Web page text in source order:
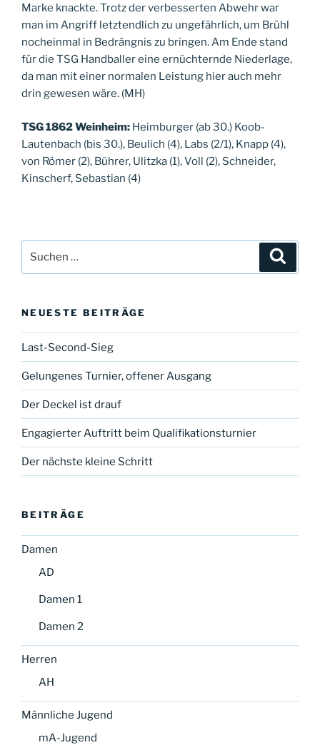
Marke knackte. Trotz der verbesserten Abwehr war
man im Angriff letztendlich zu ungefährlich, um Brühl
nocheinmal in Bedrängnis zu bringen. Am Ende stand
für die TSG Handballer eine ernüchternde Niederlage,
da man mit einer normalen Leistung hier auch mehr
drin gewesen wäre. (MH)
TSG 1862 Weinheim: Heimburger (ab 30.) Koob-
Lautenbach (bis 30.), Beulich (4), Labs (2/1), Knapp (4),
von Römer (2), Bührer, Ulitzka (1), Voll (2), Schneider,
Kinscherf, Sebastian (4)
nach:
NEUESTE BEITRÄGE
Last-Second-Sieg
Gelungenes Turnier, offener Ausgang
Der Deckel ist drauf
Engagierter Auftritt beim Qualifikationsturnier
Der nächste kleine Schritt
BEITRÄGE
Damen
AD
Damen 1
Damen 2
Herren
AH
Männliche Jugend
mA-Jugend